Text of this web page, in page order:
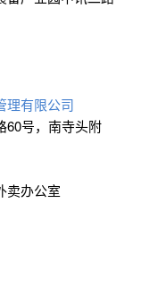
理有限公司
60号，南寺头附
卖办公室